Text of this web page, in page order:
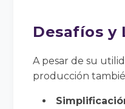
Desafíos y
A pesar de su
producción